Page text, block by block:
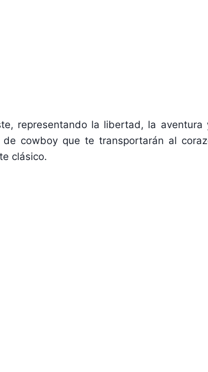
representando la libertad, la aventura
cowboy que te transportarán al
clásico.